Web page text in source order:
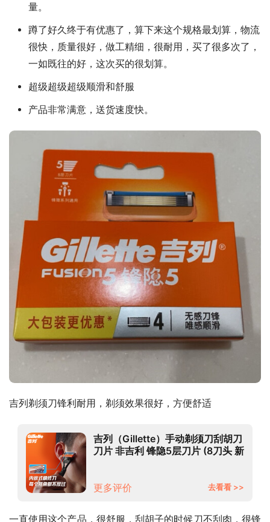
量。
蹲了好久终于有优惠了，算下来这个规格最划算，物流
很快，质量很好，做工精细，很耐用，买了很多次了，
一如既往的好，这次买的很划算。
超级超级超级顺滑和舒服
产品非常满意，送货速度快。
吉列剃须刀锋利耐用，剃须效果很好，方便舒适
吉列（Gillette）手动剃须刀刮胡刀
刀片 非吉利 锋隐5层刀片 (8刀头 新
更多评价 去看看 >>
一直使用这个产品，很舒服，刮胡子的时候刀不刮肉，很锋